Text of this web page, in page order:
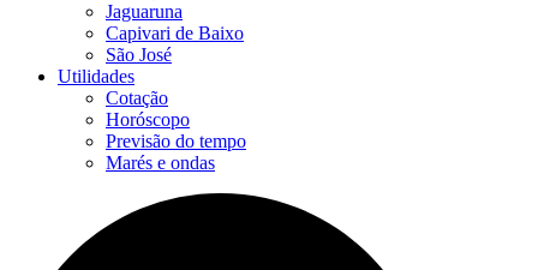
Jaguaruna
Capivari de Baixo
São José
Utilidades
Cotação
Horóscopo
Previsão do tempo
Marés e ondas